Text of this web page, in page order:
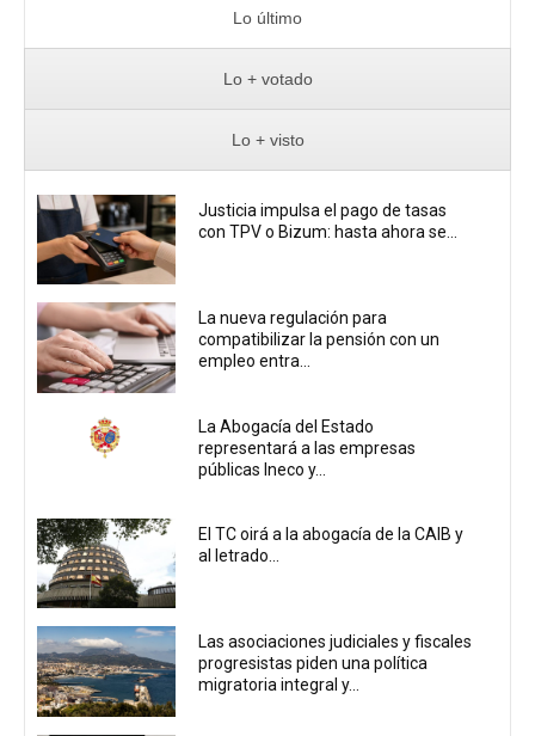
Lo último
Lo + votado
Lo + visto
Justicia impulsa el pago de tasas
con TPV o Bizum: hasta ahora se...
La nueva regulación para
compatibilizar la pensión con un
empleo entra...
La Abogacía del Estado
representará a las empresas
públicas Ineco y...
El TC oirá a la abogacía de la CAIB y
al letrado...
Las asociaciones judiciales y fiscales
progresistas piden una política
migratoria integral y...